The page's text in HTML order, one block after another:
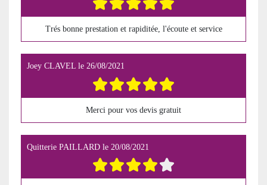
Trés bonne prestation et rapiditée, l'écoute et service
Joey CLAVEL le 26/08/2021
Merci pour vos devis gratuit
Quitterie PAILLARD le 20/08/2021